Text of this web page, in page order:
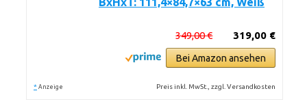
319,00 €
349,00 €
Bei Amazon ansehen
* Anzeige Preis inkl. MwSt., zzgl. Versandkosten